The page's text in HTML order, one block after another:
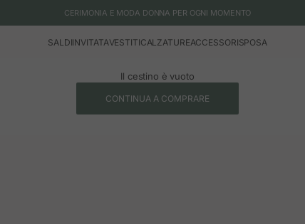
CERIMONIA E MODA DONNA PER OGNI MOMENTO
SALDIINVITATAVESTITICALZATUREACCESSORISPOSA
Il cestino è vuoto
CONTINUA A COMPRARE